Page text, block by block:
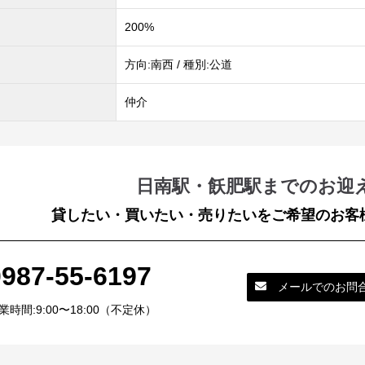
200%
方向:南西 / 種別:公道
仲介
日南駅・飫肥駅までのお迎
貸したい・買いたい・売りたいをご希望のお
55-6197
時間:9:00〜18:00（不定休）
メールでのお問